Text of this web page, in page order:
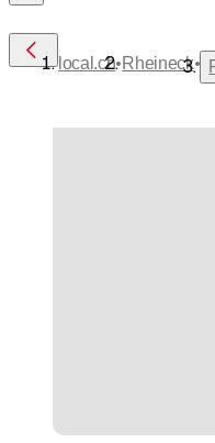
local.ch•Rheineck•